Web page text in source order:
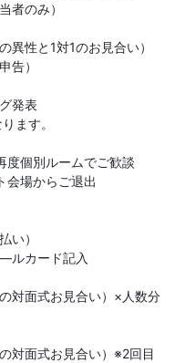
者のみ）
性と1対1のお見合い）
告）
発表
ます。
個別ルームでご歓談
会場からご退出
い）
ルカード記入
対面式お見合い）×人数分
対面式お見合い）※2回目